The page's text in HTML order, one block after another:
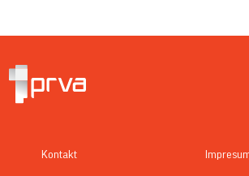
Kontakt